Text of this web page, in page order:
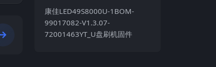
康佳LED49S8000U-1BOM-
99017082-V1.3.07-
72001463YT_U盘刷机固件